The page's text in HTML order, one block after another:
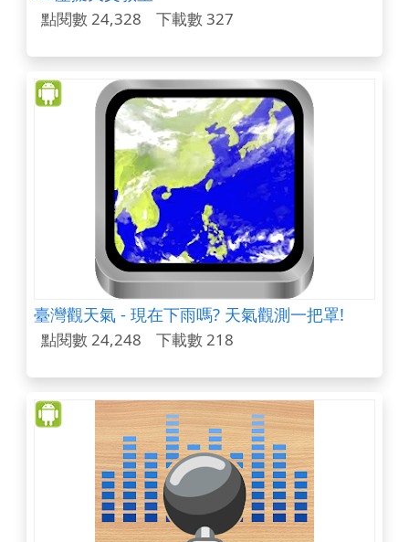
點閱數 24,328 下載數 327
臺灣觀天氣 - 現在下雨嗎? 天氣觀測一把罩!
點閱數 24,248 下載數 218